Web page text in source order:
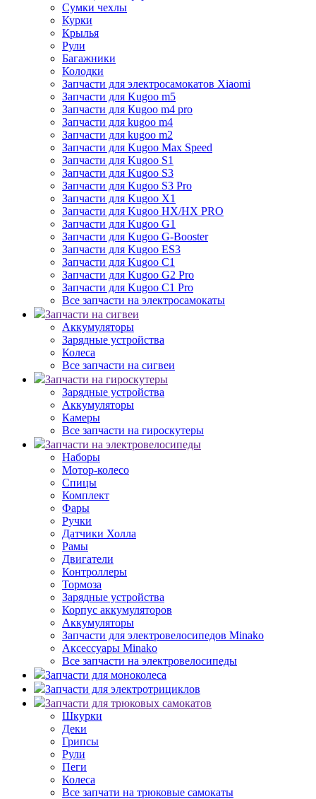
Сумки чехлы
Курки
Крылья
Рули
Багажники
Колодки
Запчасти для электросамокатов Xiaomi
Запчасти для Kugoo m5
Запчасти для Кugoo m4 pro
Запчасти для kugoo m4
Запчасти для kugoo m2
Запчасти для Kugoo Max Speed
Запчасти для Kugoo S1
Запчасти для Kugoo S3
Запчасти для Kugoo S3 Pro
Запчасти для Kugoo X1
Запчасти для Kugoo HX/HX PRO
Запчасти для Kugoo G1
Запчасти для Kugoo G-Booster
Запчасти для Kugoo ES3
Запчасти для Kugoo C1
Запчасти для Kugoo G2 Pro
Запчасти для Kugoo C1 Pro
Все запчасти на электросамокаты
Запчасти на сигвеи
Аккумуляторы
Зарядные устройства
Колеса
Все запчасти на сигвеи
Запчасти на гироскутеры
Зарядные устройства
Аккумуляторы
Камеры
Все запчасти на гироскутеры
Запчасти на электровелосипеды
Наборы
Мотор-колесо
Спицы
Комплект
Фары
Ручки
Датчики Холла
Рамы
Двигатели
Контроллеры
Тормоза
Зарядные устройства
Корпус аккумуляторов
Аккумуляторы
Запчасти для электровелосипедов Minako
Аксессуары Minako
Все запчасти на электровелосипеды
Запчасти для моноколеса
Запчасти для электротрициклов
Запчасти для трюковых самокатов
Шкурки
Деки
Грипсы
Рули
Пеги
Колеса
Все запчати на трюковые самокаты